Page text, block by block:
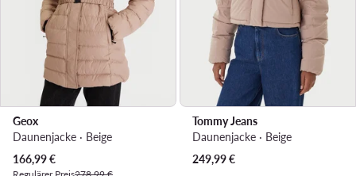
Geox
Daunenjacke · Beige
Aktueller Preis
166,99€
Tommy Jeans
Daunenjacke · Beige
249,99€